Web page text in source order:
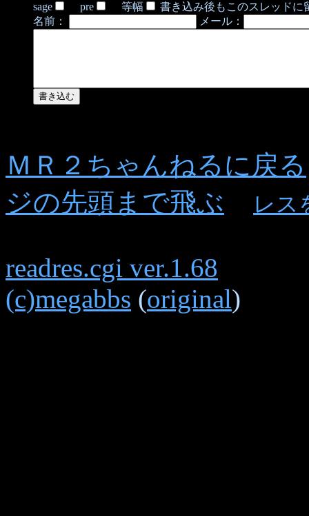
sage pre 等幅
書き込み後もこのスレッドに
名前：
メール：
ＭＲ２ちゃんねるに戻る
ジの先頭まで飛ぶ
レス
readres.cgi ver.1.68
(c)megabbs (original)